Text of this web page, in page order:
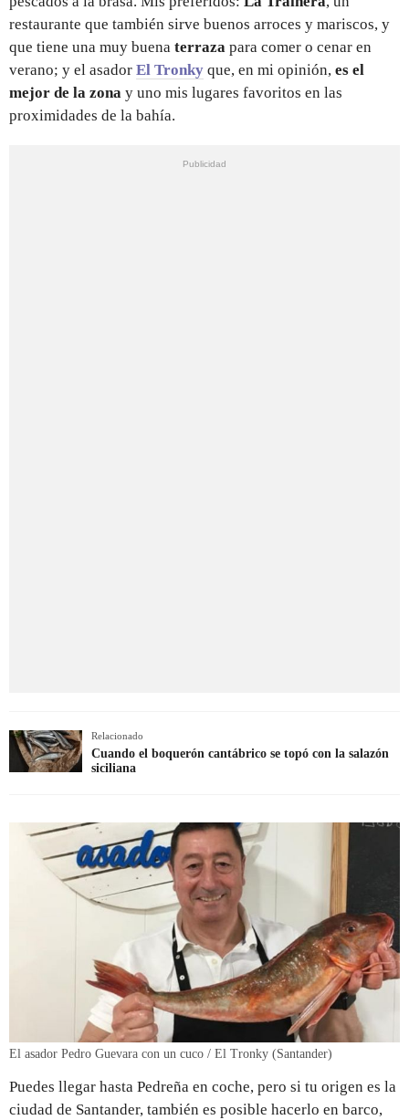
restaurante que también sirve buenos arroces y mariscos, y
que tiene una muy buena terraza para comer o cenar en
verano; y el asador El Tronky que, en mi opinión, es el
mejor de la zona y uno mis lugares favoritos en las
proximidades de la bahía.
Relacionado
Cuando el boquerón cantábrico se topó con la salazón
siciliana
El asador Pedro Guevara con un cuco / El Tronky (Santander)
Puedes llegar hasta Pedreña en coche, pero si tu origen es la
ciudad de Santander, también es posible hacerlo en barco,